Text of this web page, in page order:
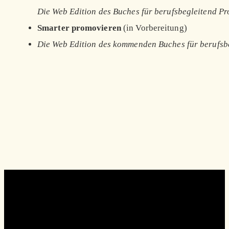
Die Web Edition des Buches für berufsbegleitend
Smarter promovieren(in Vorbereitung)
Die Web Edition des kommenden Buches für